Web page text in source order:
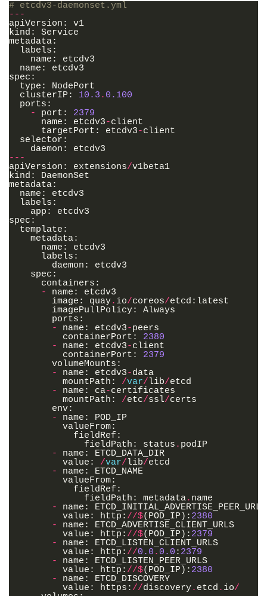
# etcdv3-daemonset.yml
---
apiVersion :
v1
kind :
Service
metadata:
labels :
name :
etcdv3
name :
etcdv3
spec :
type :
NodePort
clusterIP: 10.3 . 0.100
ports :
-
port :
2379
name : etcdv3-client
targetPort : etcdv3-client
selector :
daemon :
etcdv3
---
apiVersion : extensions/v1beta1
kind :
DaemonSet
metadata:
name :
etcdv3
labels :
app :
etcdv3
spec :
template :
metadata:
name :
etcdv3
labels :
daemon :
etcdv3
spec :
containers :
-
name :
etcdv3
image : quay. io/coreos/etcd : latest
imagePullPolicy:
Always
ports :
-
name : etcdv3-peers
containerPort :
2380
-
name : etcdv3-client
containerPort :
2379
volumeMounts :
-
name : etcdv3-data
mountPath : /var/lib/etcd
-
name : ca-certificates
mountPath : /etc/ssl/certs
env:
-
name :
POD_IP
valueFrom:
fieldRef :
fieldPath : status . podIP
-
name :
ETCD_DATA_DIR
value : /var/lib/etcd
-
name :
ETCD_NAME
valueFrom:
fieldRef :
fieldPath : metadata. name
-
name :
ETCD_INITIAL_ADVERTISE_PEER_URLS
value : http : //$( POD_IP): 2380
-
name :
ETCD_ADVERTISE_CLIENT_URLS
value : http : //$( POD_IP): 2379
-
name :
ETCD_LISTEN_CLIENT_URLS
value : http : //0.0 . 0.0 : 2379
-
name :
ETCD_LISTEN_PEER_URLS
value : http : //$( POD_IP): 2380
-
name :
ETCD_DISCOVERY
value : https : //discovery. etcd . io/